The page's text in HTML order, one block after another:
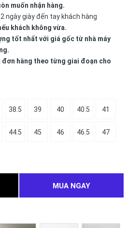
muốn nhận hàng.
ngày giày đến tay khách hàng
khách không vừa.
tốt nhất với giá gốc từ nhà máy
đơn hàng theo từng giai đoạn cho
38.5 39 40 40.5 41
44.5 45 46 46.5 47
MUA NGAY